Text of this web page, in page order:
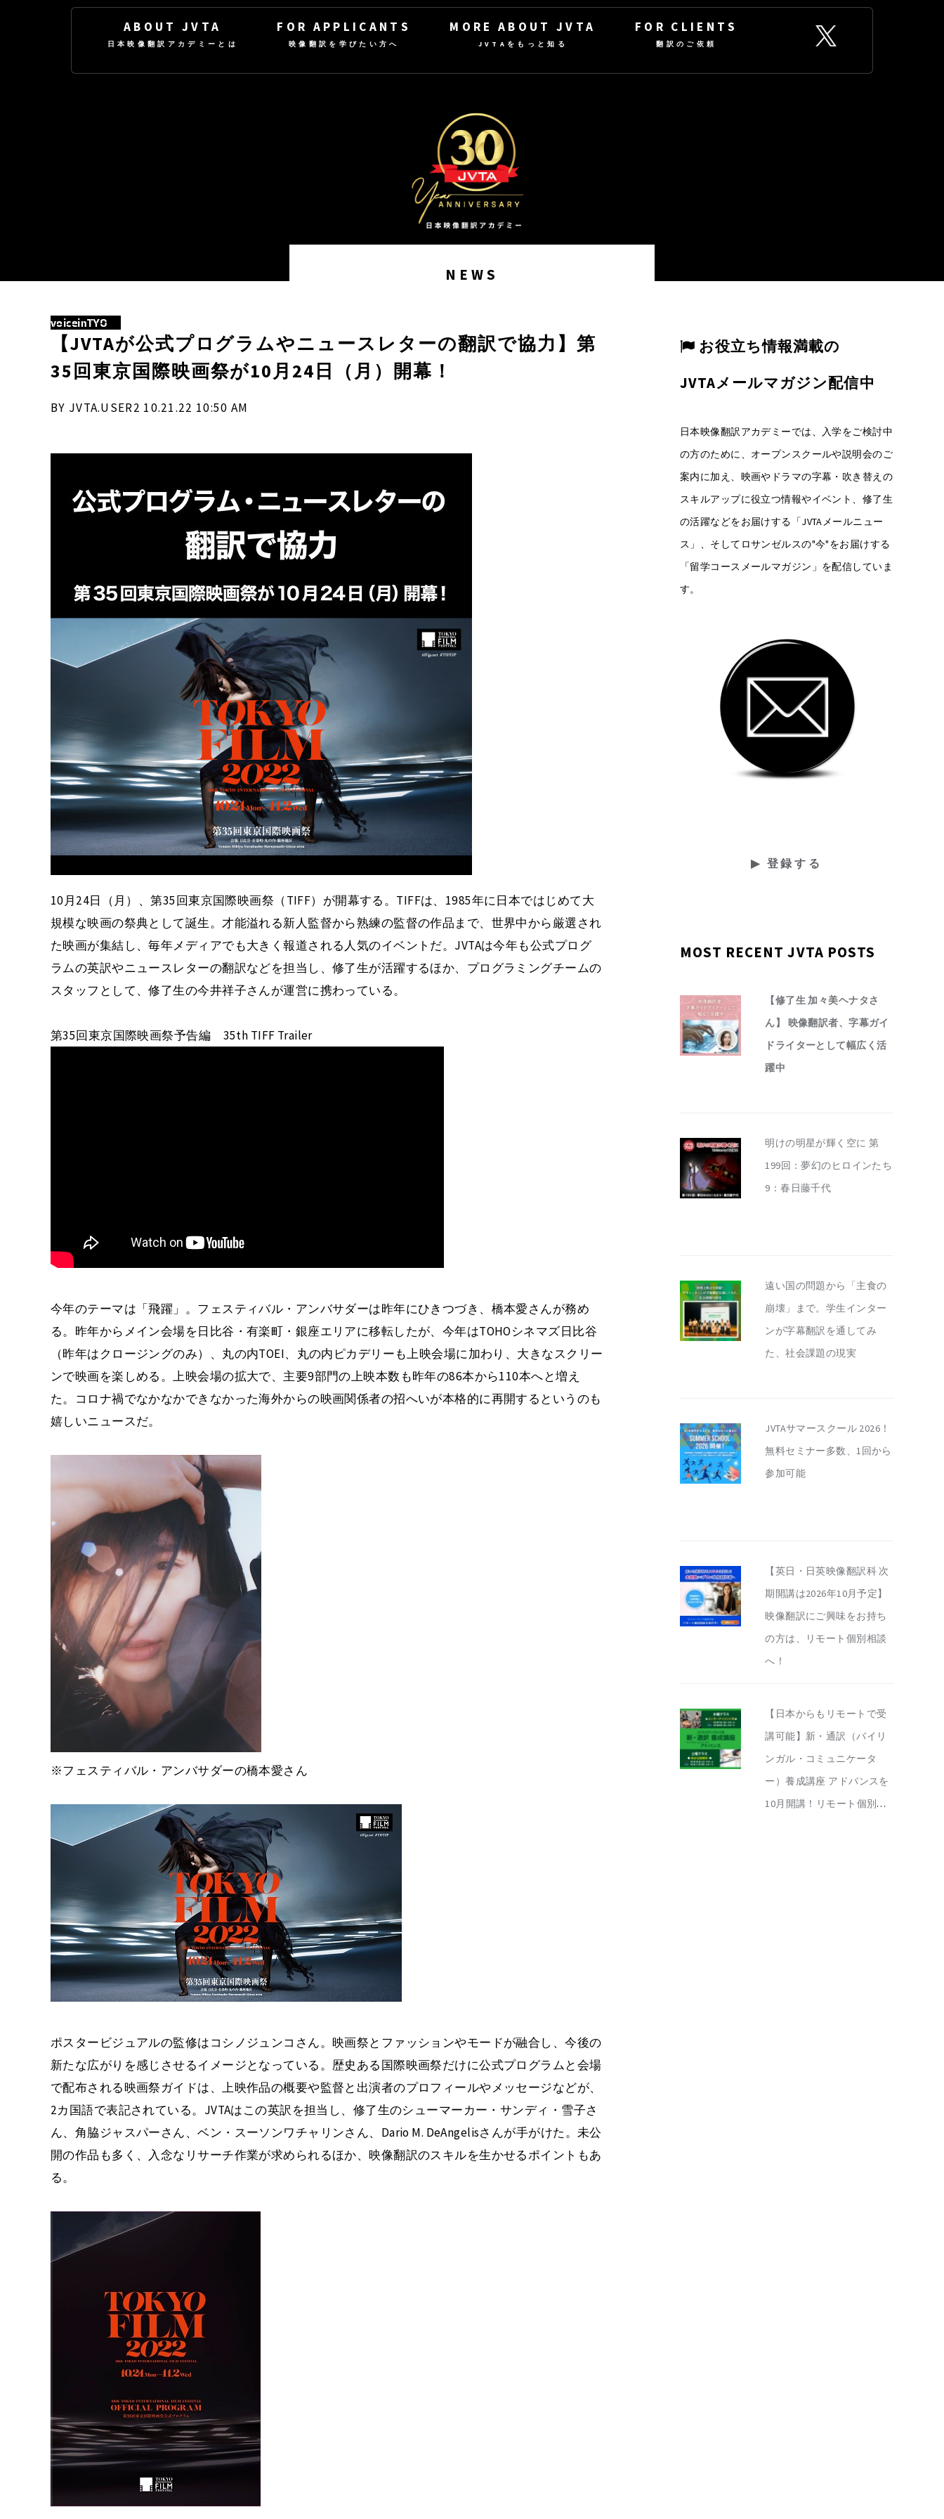
ABOUT JVTA
日本映像翻訳アカデミーとは
FOR APPLICANTS
映像翻訳を学びたい方へ
MORE ABOUT JVTA
JVTAをもっと知る
FOR CLIENTS
翻訳のご依頼
NEWS
voiceinTYO
【JVTAが公式プログラムやニュースレターの翻訳で協力】第
35回東京国際映画祭が10月24日（月）開幕！
BY JVTA.USER2 10.21.22 10:50 AM
10月24日（月）、第35回東京国際映画祭（TIFF）が開幕する。TIFFは、1985年に日本ではじめて大
規模な映画の祭典として誕生。才能溢れる新人監督から熟練の監督の作品まで、世界中から厳選され
た映画が集結し、毎年メディアでも大きく報道される人気のイベントだ。JVTAは今年も公式プログ
ラムの英訳やニュースレターの翻訳などを担当し、修了生が活躍するほか、プログラミングチームの
スタッフとして、修了生の今井祥子さんが運営に携わっている。
第35回東京国際映画祭予告編 35th TIFF Trailer
今年のテーマは「飛躍」。フェスティバル・アンバサダーは昨年にひきつづき、橋本愛さんが務め
る。昨年からメイン会場を日比谷・有楽町・銀座エリアに移転したが、今年はTOHOシネマズ日比谷
（昨年はクロージングのみ）、丸の内TOEI、丸の内ピカデリーも上映会場に加わり、大きなスクリー
ンで映画を楽しめる。上映会場の拡大で、主要9部門の上映本数も昨年の86本から110本へと増え
た。コロナ禍でなかなかできなかった海外からの映画関係者の招へいが本格的に再開するというのも
嬉しいニュースだ。
※フェスティバル・アンバサダーの橋本愛さん
ポスタービジュアルの監修はコシノジュンコさん。映画祭とファッションやモードが融合し、今後の
新たな広がりを感じさせるイメージとなっている。歴史ある国際映画祭だけに公式プログラムと会場
で配布される映画祭ガイドは、上映作品の概要や監督と出演者のプロフィールやメッセージなどが、
2カ国語で表記されている。JVTAはこの英訳を担当し、修了生のシューマーカー・サンディ・雪子さ
ん、角脇ジャスパーさん、ベン・スーソンワチャリンさん、Dario M. DeAngelisさんが手がけた。未公
開の作品も多く、入念なリサーチ作業が求められるほか、映像翻訳のスキルを生かせるポイントもあ
る。
お役立ち情報満載の
JVTAメールマガジン配信中
日本映像翻訳アカデミーでは、入学をご検討中
の方のために、オープンスクールや説明会のご
案内に加え、映画やドラマの字幕・吹き替えの
スキルアップに役立つ情報やイベント、修了生
の活躍などをお届けする「JVTAメールニュー
ス」、そしてロサンゼルスの"今"をお届けする
「留学コースメールマガジン」を配信していま
す。
MOST RECENT JVTA POSTS
【修了生 加々美ヘナタさ
ん】 映像翻訳者、字幕ガイ
ドライターとして幅広く活
躍中
明けの明星が輝く空に 第
199回：夢幻のヒロインたち
9：春日藤千代
遠い国の問題から「主食の
崩壊」まで。学生インター
ンが字幕翻訳を通してみ
た、社会課題の現実
JVTAサマースクール 2026！
無料セミナー多数、1回から
参加可能
【英日・日英映像翻訳科 次
期開講は2026年10月予定】
映像翻訳にご興味をお持ち
の方は、リモート個別相談
へ！
【日本からもリモートで受
講可能】新・通訳（バイリ
ンガル・コミュニケータ
ー）養成講座 アドバンスを
10月開講！リモート個別相